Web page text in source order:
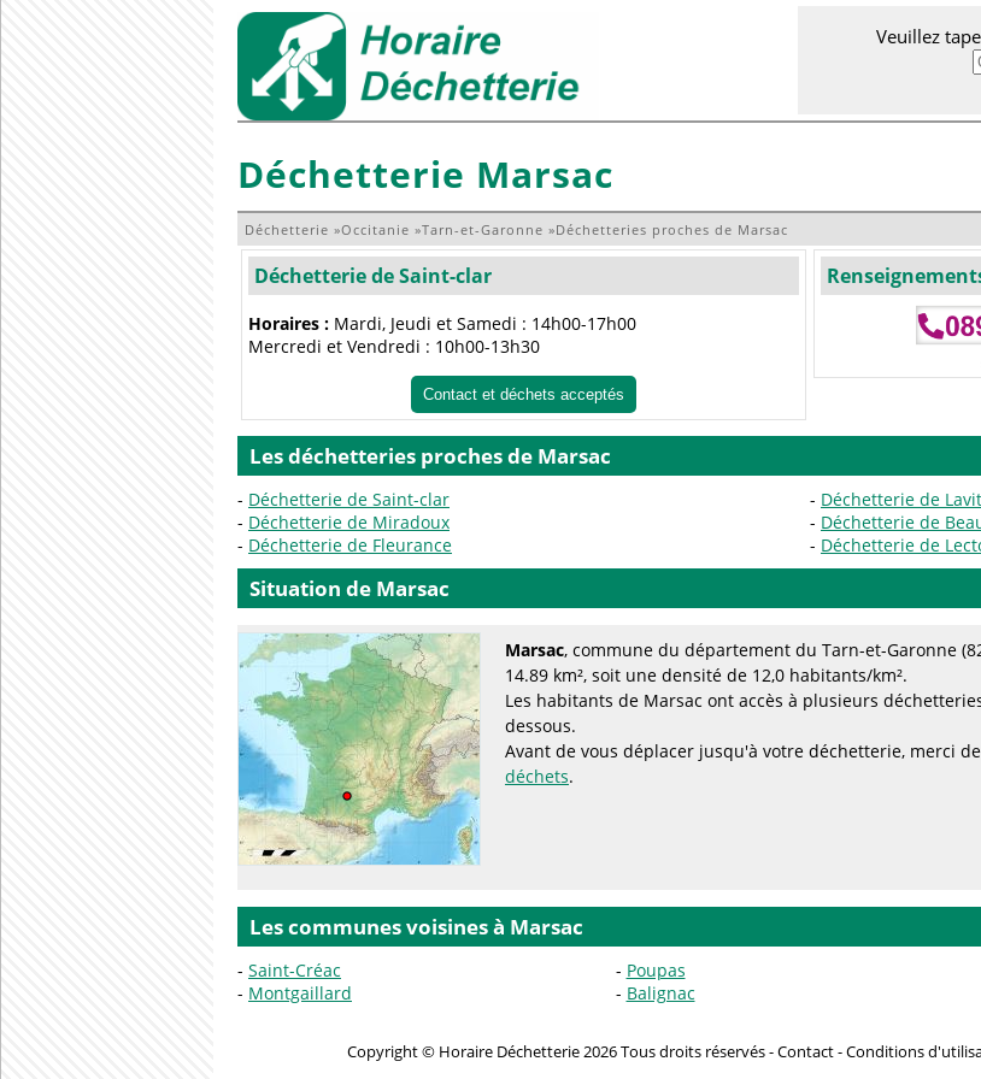
Veuillez
Déchetterie Marsac
Déchetterie »Occitanie »Tarn-et-Garonne »Déchetteries proches de Marsac
Déchetterie de Saint-clar
Horaires : Mardi, Jeudi et Samedi : 14h00-17h00
Mercredi et Vendredi : 10h00-13h30
Contact et déchets acceptés
Les déchetteries proches de Marsac
Déchetterie de Saint-clar
Déchetterie de Lavit
Déchetterie de Miradoux
Déchetterie de
Déchetterie de Fleurance
Déchetterie de
Situation de Marsac
Marsac, commune du département du Tarn-et-Garonne
14.89 km², soit une densité de 12,0 habitants/km².
Les habitants de Marsac ont accès à plusieurs
dessous.
Avant de vous déplacer jusqu'à votre déchetterie, merci
déchets.
Les communes voisines à Marsac
Saint-Créac Poupas
Montgaillard
Balignac
Copyright © Horaire Déchetterie 2026 Tous droits réservés -Contact-Conditions